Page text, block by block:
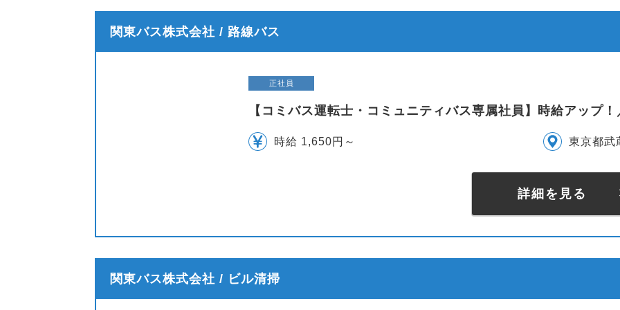
関東バス株式会社 / 路線バス
正社員
【コミバス運転士・コミュニティバス専属社員】時給アップ
時給 1,650円～ 東京都武
詳細を見る
関東バス株式会社 / ビル清掃